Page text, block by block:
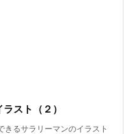
スト（２）
きるサラリーマンのイラスト